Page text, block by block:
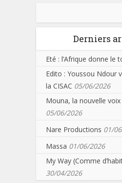
Derniers
Eté : l’Afrique donne le
Edito : Youssou Ndour
la CISAC 05/06/2026
Mouna, la nouvelle voix
05/06/2026
Nare Productions 01/
Massa 01/06/2026
My Way (Comme
30/04/2026